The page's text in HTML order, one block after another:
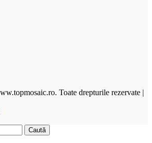
Toate drepturile rezervate |
Caută